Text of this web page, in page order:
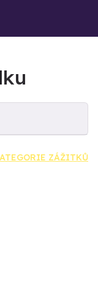
ZÁŽITKŮ